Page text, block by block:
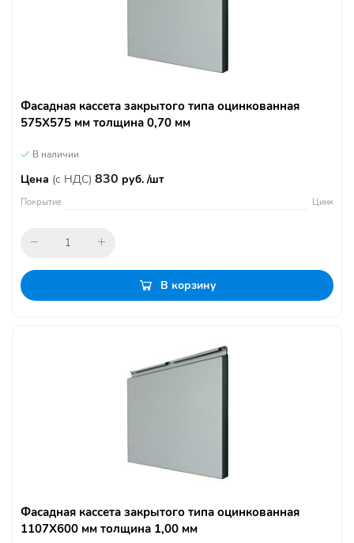
Фасадная кассета закрытого типа оцинкованная
575Х575 мм толщина 0,70 мм
В наличии
Цена (с НДС) 830 руб. /шт
Покрытие Цинк
В корзину
Фасадная кассета закрытого типа оцинкованная
1107Х600 мм толщина 1,00 мм